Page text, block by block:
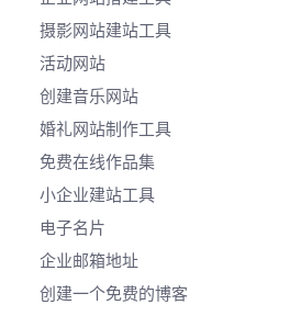
摄影网站建站工具
活动网站
创建音乐网站
婚礼网站制作工具
免费在线作品集
小企业建站工具
电子名片
企业邮箱地址
创建一个免费的博客